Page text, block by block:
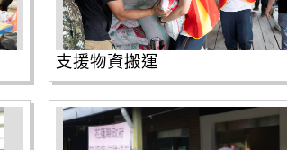
支援物資搬運